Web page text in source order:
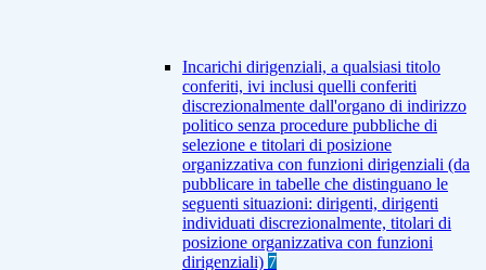
Incarichi dirigenziali, a qualsiasi titolo
conferiti, ivi inclusi quelli conferiti
discrezionalmente dall'organo di indirizzo
politico senza procedure pubbliche di
selezione e titolari di posizione
organizzativa con funzioni dirigenziali (da
pubblicare in tabelle che distinguano le
seguenti situazioni: dirigenti, dirigenti
individuati discrezionalmente, titolari di
posizione organizzativa con funzioni
dirigenziali) 7